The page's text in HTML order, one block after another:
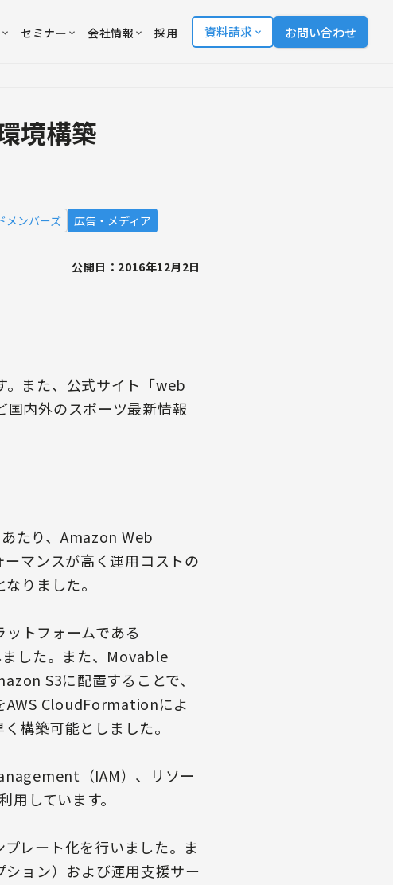
セミナー 会社情報 採用 資料請求 お問い合わせ
境構築
メンバーズ 広告・メディア
公開日：2016年12月2日
また、公式サイト「web
内外のスポーツ最新情報
たり、Amazon Web
マンスが高く運用コストの
りました。
ットフォームである
した。また、Movable
S3に配置することで、
AWS CloudFormationによ
構築可能としました。
（IAM）、リソー
しています。
レート化を行いました。ま
ョン）および運用支援サー